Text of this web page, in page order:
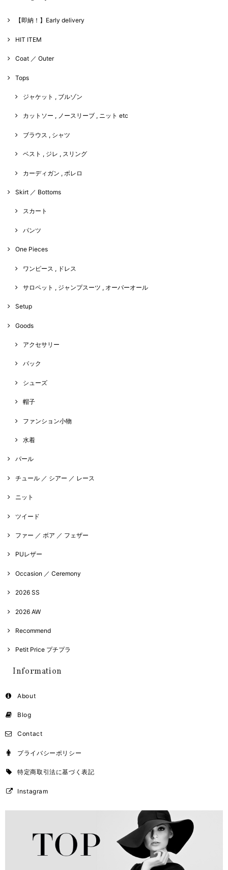
【即納！】Early delivery
HIT ITEM
Coat ／ Outer
Tops
ジャケット , ブルゾン
カットソー , ノースリーブ , ニット etc
ブラウス , シャツ
ベスト , ジレ , スリング
カーディガン , ボレロ
Skirt ／ Bottoms
スカート
パンツ
One Pieces
ワンピース , ドレス
サロペット , ジャンプスーツ , オーバーオール
Setup
Goods
アクセサリー
バック
シューズ
帽子
ファンション小物
水着
パール
チュール ／ シアー ／ レース
ニット
ツイード
ファー ／ ボア ／ フェザー
PUレザー
Occasion ／ Ceremony
2026 SS
2026 AW
Recommend
Petit Price プチプラ
Information
About
Blog
Contact
プライバシーポリシー
特定商取引法に基づく表記
Instagram